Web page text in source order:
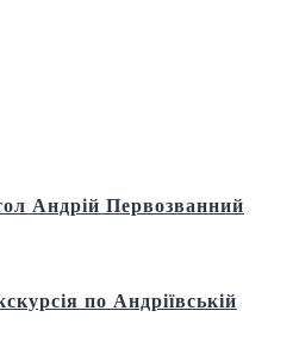
Андрій Первозванний
по Андріївській